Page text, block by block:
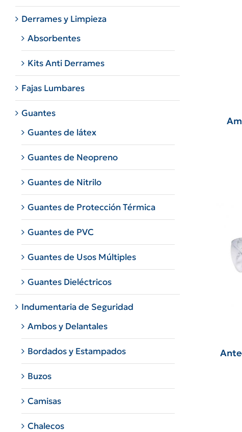
Derrames y Limpieza
Absorbentes
Kits Anti Derrames
Fajas Lumbares
Guantes
Guantes de látex
Guantes de Neopreno
Guantes de Nitrilo
Guantes de Protección Térmica
Guantes de PVC
Guantes de Usos Múltiples
Guantes Dieléctricos
Indumentaria de Seguridad
Ambos y Delantales
Bordados y Estampados
Buzos
Camisas
Chalecos